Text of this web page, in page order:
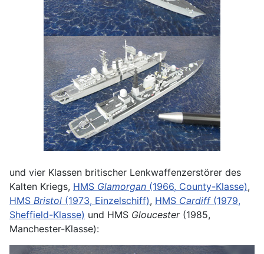
und vier Klassen britischer Lenkwaffenzerstörer des
Kalten Kriegs, HMS Glamorgan (1966, County-Klasse),
HMS Bristol (1973, Einzelschiff), HMS Cardiff(1979,
Sheffield-Klasse) und HMS Gloucester(1985,
Manchester-Klasse):